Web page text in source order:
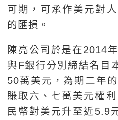
可期，可承作美元對
的匯損。
陳亮公司於是在2014
與F銀行分別締結名目
50萬美元，為期二年
賺取六、七萬美元權
民幣對美元升至近5.9